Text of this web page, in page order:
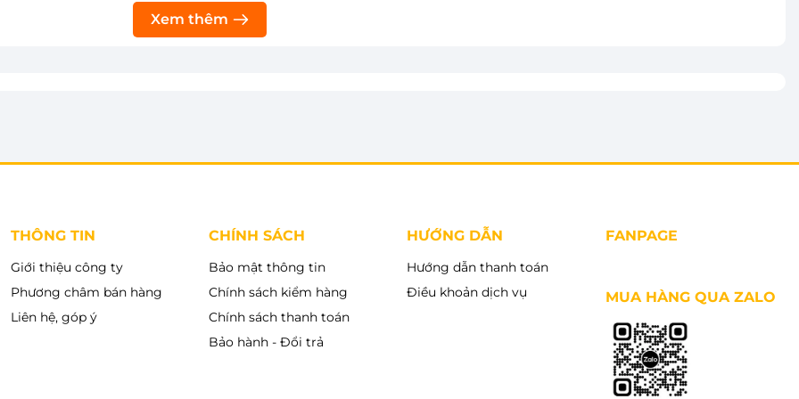
phòng giặt, mang đến sự sang trọng cho không
trong việc sử dụng, tùy chọn các chức năng mà
Xem thêm
THÔNG TIN
Giới thiệu công ty
Phương châm bán hàng
Liên hệ, góp ý
CHÍNH SÁCH
Bảo mật thông tin
Chính sách kiểm hàng
Chính sách thanh toán
Bảo hành - Đổi trả
HƯỚNG DẪN
Hướng dẫn thanh toán
Điều khoản dịch vụ
FANPAGE
MUA HÀNG QUA ZALO